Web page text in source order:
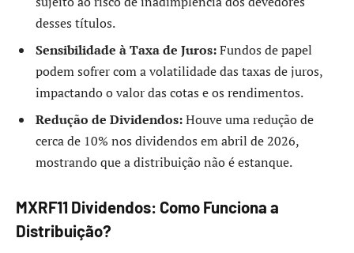
desses títulos.
Sensibilidade à Taxa de Juros:Fundos de papel
podem sofrer com a volatilidade das taxas de juros,
impactando o valor das cotas e os rendimentos.
Redução de Dividendos:Houve uma redução de
cerca de 10% nos dividendos em abril de 2026,
mostrando que a distribuição não é estanque.
MXRF11 Dividendos: Como Funciona a
Distribuição?